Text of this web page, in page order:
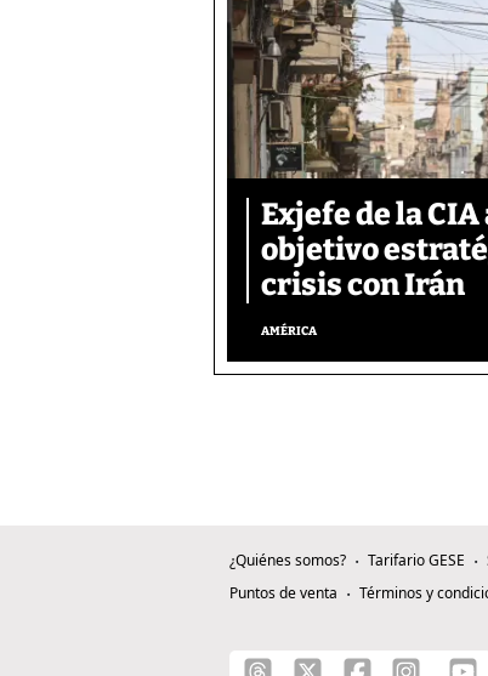
Exjefe de la
objetivo
crisis con Irán
AMÉRICA
¿Quiénes somos? Tarifario GESE
Puntos de venta
Términos y